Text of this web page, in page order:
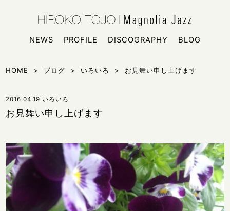
NEWS
PROFILE DISCOGRAPHY BLOG
HOME > ブログ > いろいろ > お見舞い申し上げます
2016.04.19 いろいろ
お見舞い申し上げます